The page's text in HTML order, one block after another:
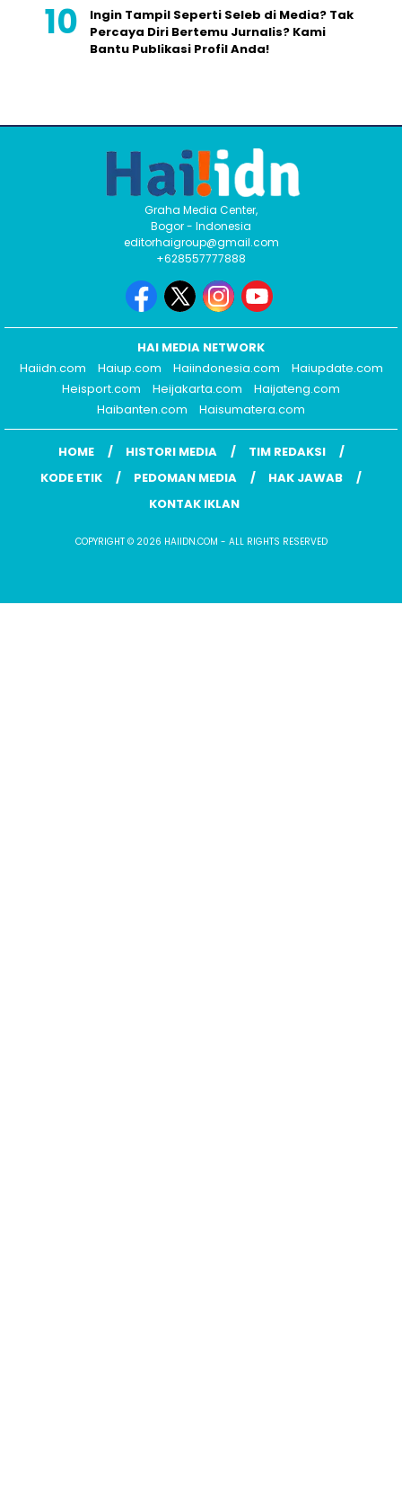
Ingin Tampil Seperti Seleb di Media? Tak
Percaya Diri Bertemu Jurnalis? Kami
Bantu Publikasi Profil Anda!
Graha Media Center,
Bogor - Indonesia
editorhaigroup@gmail.com
+628557777888
HAI MEDIA NETWORK
Haiidn.com
Haiup.com Haiindonesia.com
Haiupdate.com
Heisport.com
Heijakarta.com
Haijateng.com
Haibanten.com
Haisumatera.com
HOME HISTORI MEDIA
TIM REDAKSI
KODE ETIK
PEDOMAN MEDIA
HAK JAWAB
KONTAK IKLAN
COPYRIGHT © 2026 HAIIDN.COM - ALL RIGHTS RESERVED